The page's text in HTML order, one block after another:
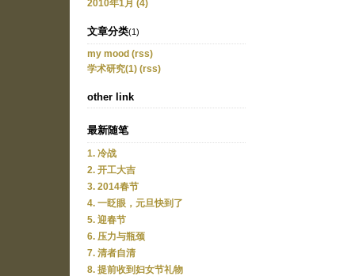
2010年1月 (4)
文章分类(1)
my mood (rss)
学术研究(1) (rss)
other link
最新随笔
1. 冷战
2. 开工大吉
3. 2014春节
4. 一眨眼，元旦快到了
5. 迎春节
6. 压力与瓶颈
7. 清者自清
8. 提前收到妇女节礼物